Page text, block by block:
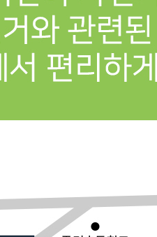
프 하세요!